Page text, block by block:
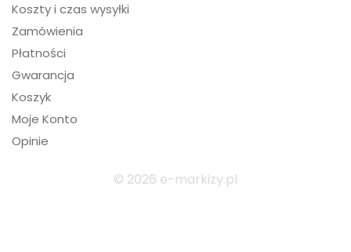
Koszty i czas wysyłki
Zamówienia
Płatności
Gwarancja
Koszyk
Moje Konto
Opinie
© 2026 e-markizy.pl